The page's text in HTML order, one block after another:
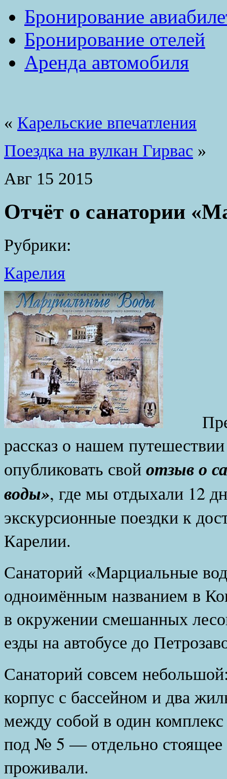
Бронирование
Бронирование отелей
Аренда автомобиля
« Карельские впечатления
Поездка на вулкан Гирвас »
Авг 15 2015
Отчёт о санатории
Рубрики:
Карелия
рассказ о нашем
опубликовать свойотзыв о
воды», где мы отдыхали 12
экскурсионные поездки к
Карелии.
Санаторий «Марциальные
одноимённым названием в
в окружении смешанных
езды на автобусе до
Санаторий совсем
корпус с бассейном и два
между собой в один
под № 5 — отдельно
проживали.